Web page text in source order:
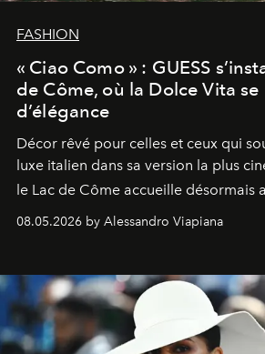
FASHION
« Ciao Como » : GUESS
de Côme, où la Dolce Vita se
d’élégance
Décor rêvé pour celles et ceux qui
luxe italien dans sa version la plus
le Lac de Côme accueille désormais
signe un takeover entre boutiques,
fragrances. L’une des opérations de
08.05.2026 by Alessandro Viapiana